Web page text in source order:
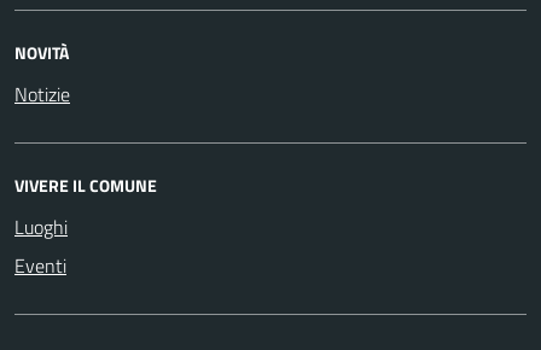
NOVITÀ
Notizie
VIVERE IL COMUNE
Luoghi
Eventi